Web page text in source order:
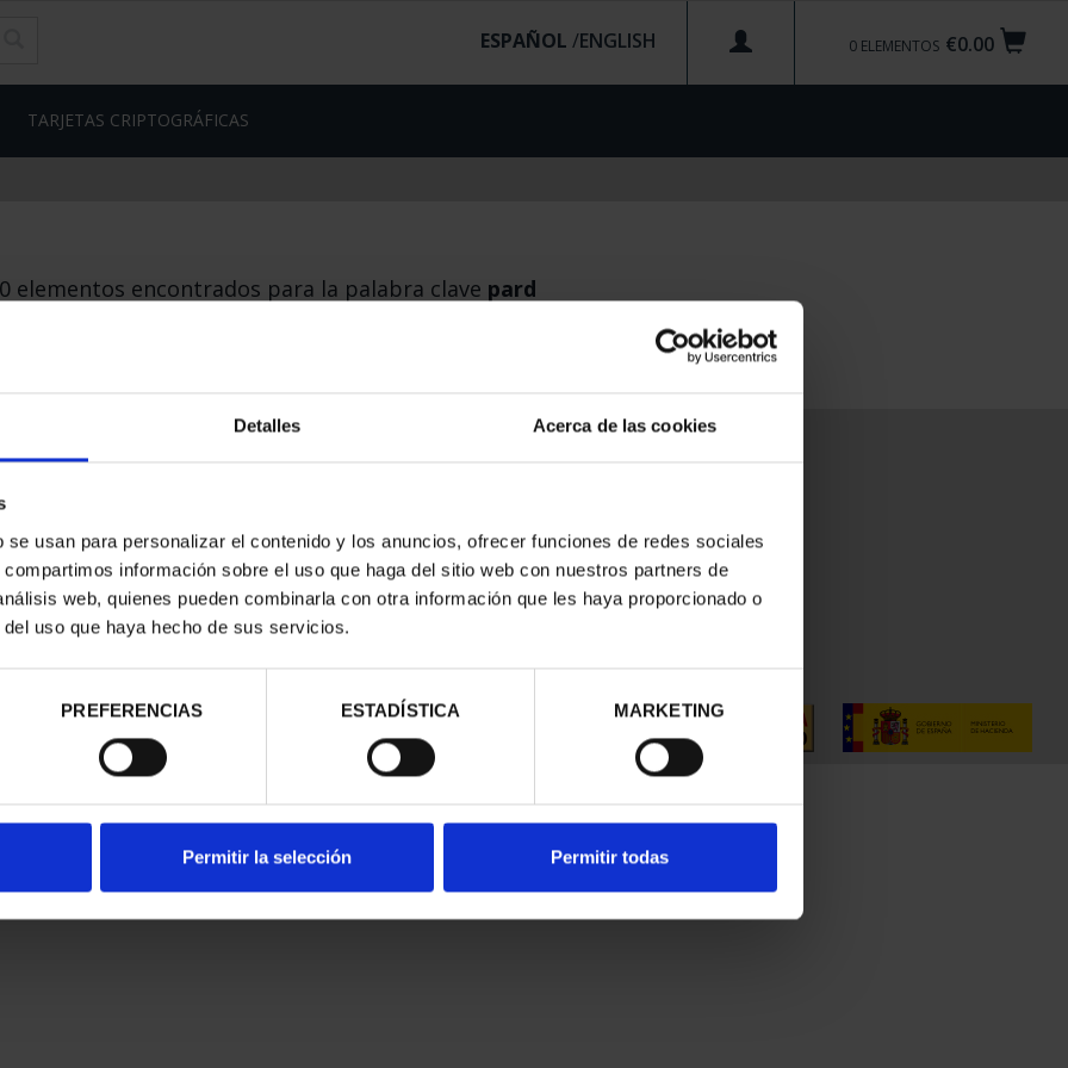
Detalles Acerca de las cookies
usan para personalizar el contenido y los anuncios, ofrecer funciones de redes sociales
información sobre el uso que haga del sitio web con nuestros partners de
web, quienes pueden combinarla con otra información que les haya proporcionado o
uso que haya hecho de sus servicios.
PREFERENCIAS ESTADÍSTICA MARKETING
Permitir la selección Permitir todas
€0.00
0 ELEMENTOS
ESPAÑOL /
TARJETAS CRIPTOGRÁFICAS
0 elementos encontrados para la palabra clave pard
Legales| |Ayuda|